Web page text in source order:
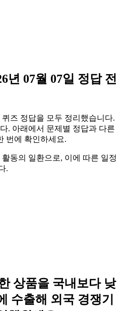
년 07월 07일 정답 전
퀴즈 정답을 모두 정리했습니다.
. 아래에서 문제별 정답과 다른
번에 확인하세요.
동의 일환으로, 이에 따른 일정
.
상품을 국내보다 낮
수출해 외국 경쟁기